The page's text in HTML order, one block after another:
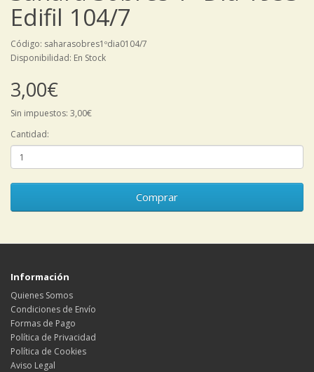
Edifil 104/7
Código: saharasobres1ºdia0104/7
Disponibilidad: En Stock
3,00€
Sin impuestos: 3,00€
Cantidad:
Comprar
Información
Quienes Somos
Condiciones de Envío
Formas de Pago
Política de Privacidad
Política de Cookies
Aviso Legal